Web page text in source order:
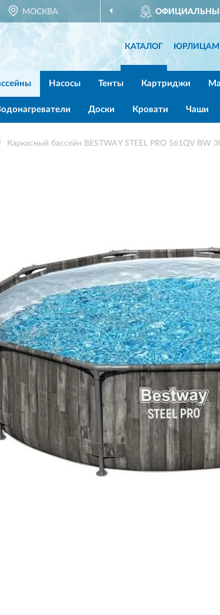
МОСКВА
ДИЛЕРBESTWAY В РОССИИ
КАТАЛОГ ЮРЛИЦАМ
Насосы Тенты Картриджи
Доски Кровати Чаши
Каркасный бассейн BESTWAY STEEL PRO 561QV BW